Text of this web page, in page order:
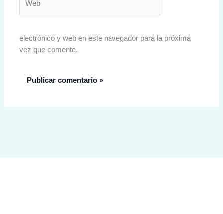
electrónico y web en este navegador para la próxima
vez que comente.